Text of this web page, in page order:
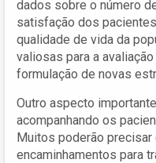
dados sobre o número
satisfação dos
qualidade de vida da
valiosas para a
formulação de novas
Outro aspecto
acompanhando os
Muitos poderão
encaminhamentos para